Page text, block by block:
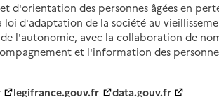
d'orientation des personnes âgées en
loi d'adaptation de la société au
de l'autonomie, avec la collaboration de
et l'information des
legifrance.gouv.fr data.gouv.fr